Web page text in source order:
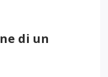
di un